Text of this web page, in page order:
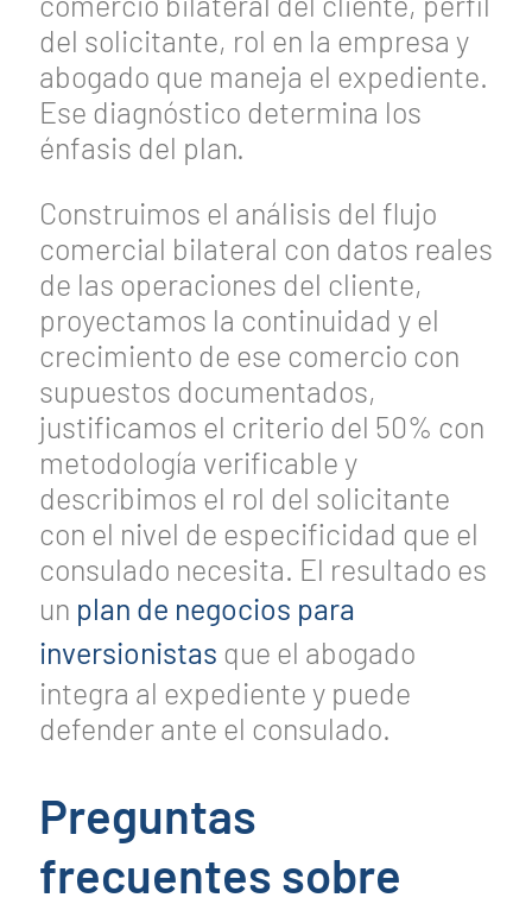
del solicitante, rol en la empresa y
abogado que maneja el expediente.
Ese diagnóstico determina los
énfasis del plan.
Construimos el análisis del flujo
comercial bilateral con datos reales
de las operaciones del cliente,
proyectamos la continuidad y el
crecimiento de ese comercio con
supuestos documentados,
justificamos el criterio del 50% con
metodología verificable y
describimos el rol del solicitante
con el nivel de especificidad que el
consulado necesita. El resultado es
un plan de negocios para
inversionistas que el abogado
integra al expediente y puede
defender ante el consulado.
Preguntas
frecuentes sobre